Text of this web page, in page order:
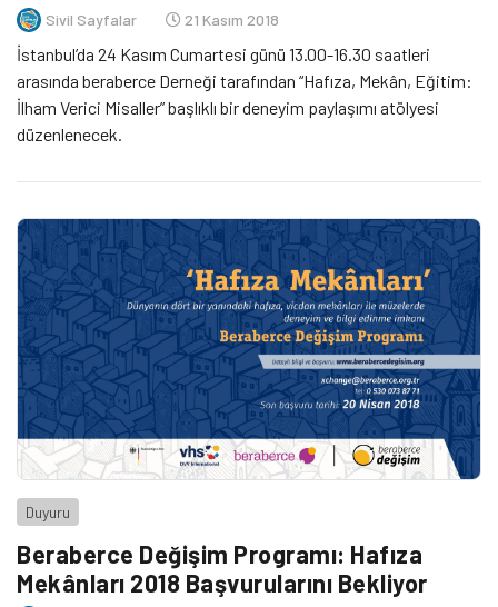
Sivil Sayfalar 21 Kasım 2018
İstanbul’da 24 Kasım Cumartesi günü 13.00-16.30 saatleri
arasında beraberce Derneği tarafından “Hafıza, Mekân, Eğitim:
İlham Verici Misaller” başlıklı bir deneyim paylaşımı atölyesi
düzenlenecek.
Duyuru
Beraberce Değişim Programı: Hafıza
Mekânları 2018 Başvurularını Bekliyor